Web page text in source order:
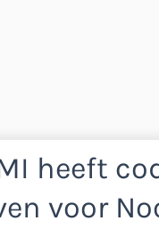
heeft
voor